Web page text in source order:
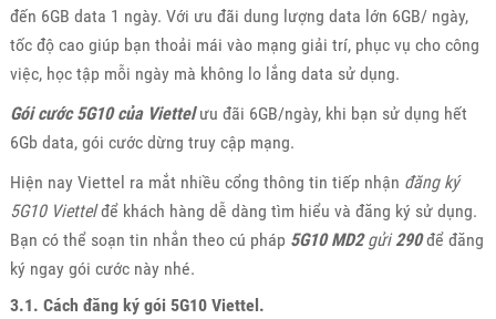
đến 6GB data 1 ngày. Với ưu đãi dung lượng data lớn 6GB/ ngày,
tốc độ cao giúp bạn thoải mái vào mạng giải trí, phục vụ cho công
việc, học tập mỗi ngày mà không lo lắng data sử dụng.
Gói cước 5G10 của Viettelưu đãi 6GB/ngày, khi bạn sử dụng hết
6Gb data, gói cước dừng truy cập mạng.
Hiện nay Viettel ra mắt nhiều cổng thông tin tiếp nhận đăng ký
5G10 Viettelđể khách hàng dễ dàng tìm hiểu và đăng ký sử dụng.
Bạn có thể soạn tin nhắn theo cú pháp 5G10 MD2gửi290để đăng
ký ngay gói cước này nhé.
3.1. Cách đăng ký gói 5G10 Viettel.